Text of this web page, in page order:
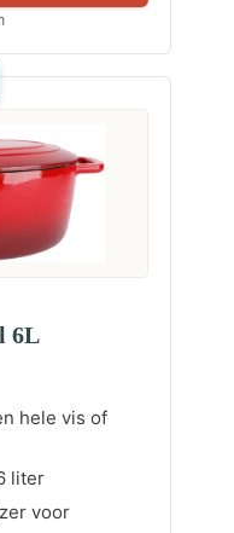
6L
hele vis of
liter
voor